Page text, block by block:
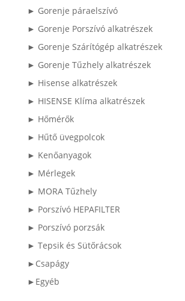
► Gorenje páraelszívó
► Gorenje Porszívó alkatrészek
► Gorenje Szárítógép alkatrészek
► Gorenje Tűzhely alkatrészek
► Hisense alkatrészek
► HISENSE Klíma alkatrészek
► Hőmérők
► Hűtő üvegpolcok
► Kenőanyagok
► Mérlegek
► MORA Tűzhely
► Porszívó HEPAFILTER
► Porszívó porzsák
► Tepsik és Sütőrácsok
►Csapágy
►Egyéb